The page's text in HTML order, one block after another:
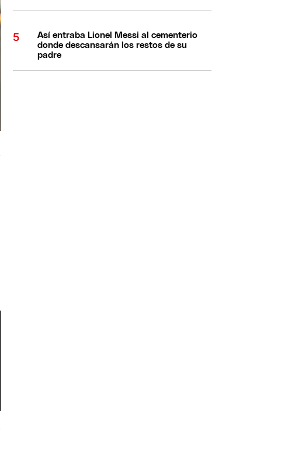
Así entraba Lionel Messi al cementerio
donde descansarán los restos de su
padre